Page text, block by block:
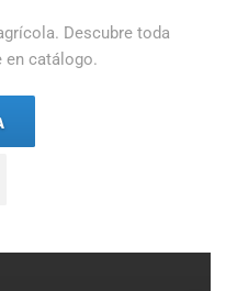
Descubre toda
en catálogo.